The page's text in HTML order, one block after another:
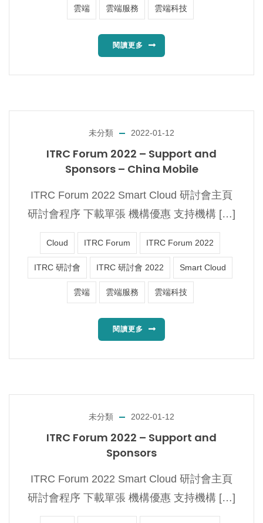
雲端 雲端服務 雲端科技
閱讀更多
未分類 2022-01-12
ITRC Forum 2022 – Support and
Sponsors – China Mobile
ITRC Forum 2022 Smart Cloud 研討會主頁
研討會程序 下載單張 機構優惠 支持機構 […]
Cloud ITRC Forum ITRC Forum 2022
ITRC 研討會 ITRC 研討會 2022 Smart Cloud
雲端 雲端服務 雲端科技
閱讀更多
未分類 2022-01-12
ITRC Forum 2022 – Support and
Sponsors
ITRC Forum 2022 Smart Cloud 研討會主頁
研討會程序 下載單張 機構優惠 支持機構 […]